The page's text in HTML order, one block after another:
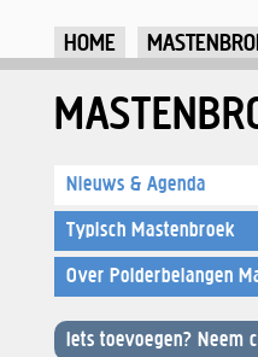
HOME
Nieuws & Agenda
Typisch Mastenbroek
Over Polderbelangen
Iets toevoegen? Neem